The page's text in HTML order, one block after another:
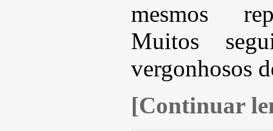
mesmos
Muitos
vergonhosos
[Continuar